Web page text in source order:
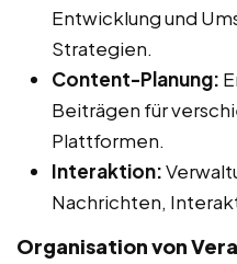
Entwicklung und
Strategien.
Content-Planung:
Beiträgen für
Plattformen.
Interaktion:
Nachrichten,
Organisation von